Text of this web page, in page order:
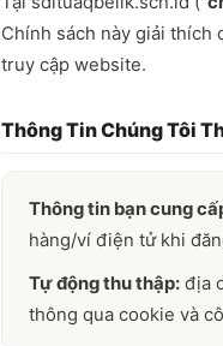
Chính sách này giải thích
truy cập website.
Thông Tin Chúng Tôi
Thông tin bạn cung
hàng/ví điện tử khi
Tự động thu thập: địa
thông qua cookie và